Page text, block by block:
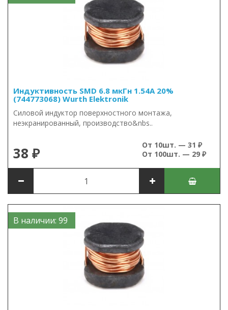
Индуктивность SMD 6.8 мкГн 1.54А 20%
(744773068) Wurth Elektronik
Силовой индуктор поверхностного монтажа,
неэкранированный, производство&nbs..
38 ₽
От 10шт. — 31 ₽
От 100шт. — 29 ₽
В наличии: 99